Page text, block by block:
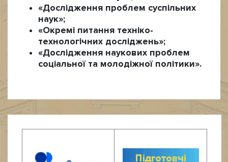
«Дослідження проблем суспільних
наук»;
«Окремі питання техніко-
технологічних досліджень»;
«Дослідження наукових проблем
соціальної та молодіжної політики».